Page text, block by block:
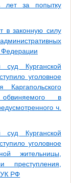
лет за попытку
в законную силу
Федерации
суд Курганской
уголовное
обвиняемого в
ч.
суд Курганской
уголовное
жительницы,
преступления,
УК РФ